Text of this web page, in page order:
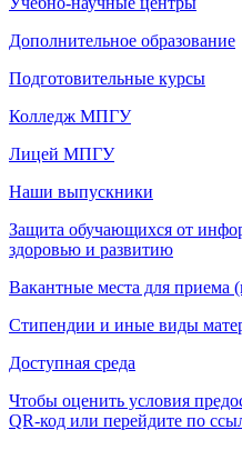
Дополнительное образование
Подготовительные курсы
Колледж МПГУ
Лицей МПГУ
Наши выпускники
Защита обучающихся от
здоровью и развитию
Вакантные места для приема
Стипендии и иные виды
Доступная среда
Чтобы оценить условия
QR-код или перейдите по